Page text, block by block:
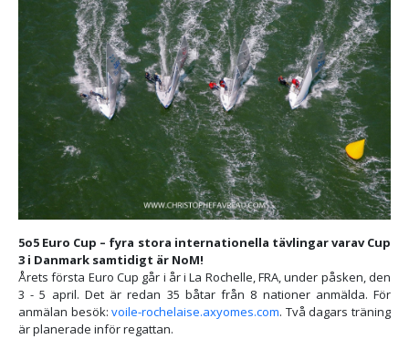
5o5 Euro Cup – fyra stora internationella tävlingar varav Cup
3 i Danmark samtidigt är NoM!
Årets första Euro Cup går i år i La Rochelle, FRA, under påsken, den
3 - 5 april. Det är redan 35 båtar från 8 nationer anmälda. För
anmälan besök:voile-rochelaise.axyomes.com. Två dagars träning
är planerade inför regattan.